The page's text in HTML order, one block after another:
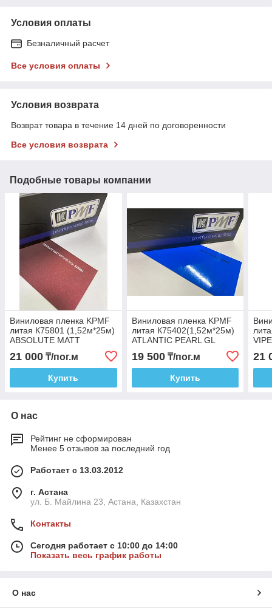
Условия оплаты
Безналичный расчет
Все условия оплаты
Условия возврата
Возврат товара в течение 14 дней по договоренности
Все условия возврата
Подобные товары компании
Виниловая пленка KPMF
литая К75801 (1,52м*25м)
ABSOLUTE MATT
(Airelease)
21 000 ₸/пог.м
Купить
Виниловая пленка KPMF
литая К75402(1,52м*25м)
ATLANTIC PEARL GL
19 500₸/пог.м
Купить
21
О нас
Рейтинг не сформирован
Менее 5 отзывов за последний год
Работает с 13.03.2012
г. Астана
ул. Б. Майлина 23, Астана, Казахстан
Контакты
Сегодня работает с 10:00 до 14:00
Показать весь график работы
О нас